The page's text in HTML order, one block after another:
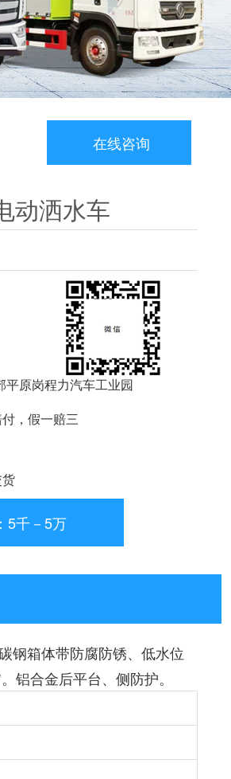
在线咨询
动洒水车
要购车就扫我
原岗程力汽车工业园
，假一赔三
5千－5万
钢箱体带防腐防锈、低水位
铝合金后平台、侧防护。